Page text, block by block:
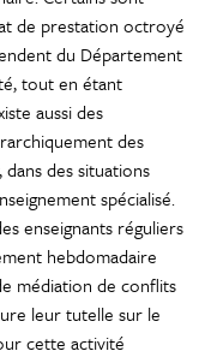
de prestation octroyé
du Département
tout en étant
aussi des
des
des situations
spécialisé.
enseignants réguliers
hebdomadaire
médiation de conflits
leur tutelle sur le
cette activité